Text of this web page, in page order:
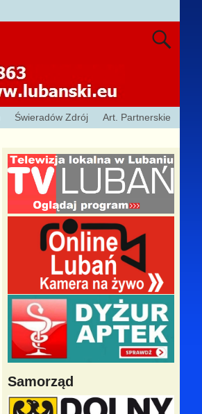
Świeradów Zdrój
Art. Partnerskie
Samorząd